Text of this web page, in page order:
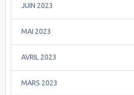
JUIN 2023
MAI 2023
AVRIL 2023
MARS 2023